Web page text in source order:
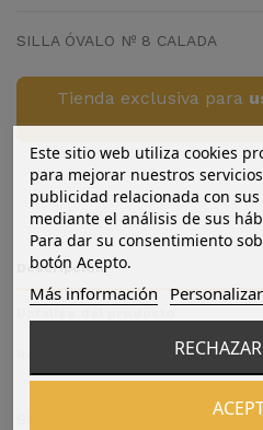
SILLA ÓVALO Nº 8 CALADA
Tienda exclusiva para
Descripción
SILLA ÓVALO Nº 8 CALADA.
Este sitio web utiliza cookies
para mejorar nuestros
publicidad relacionada con
mediante el análisis de sus
Para dar su consentimiento
botón Acepto.
Más información